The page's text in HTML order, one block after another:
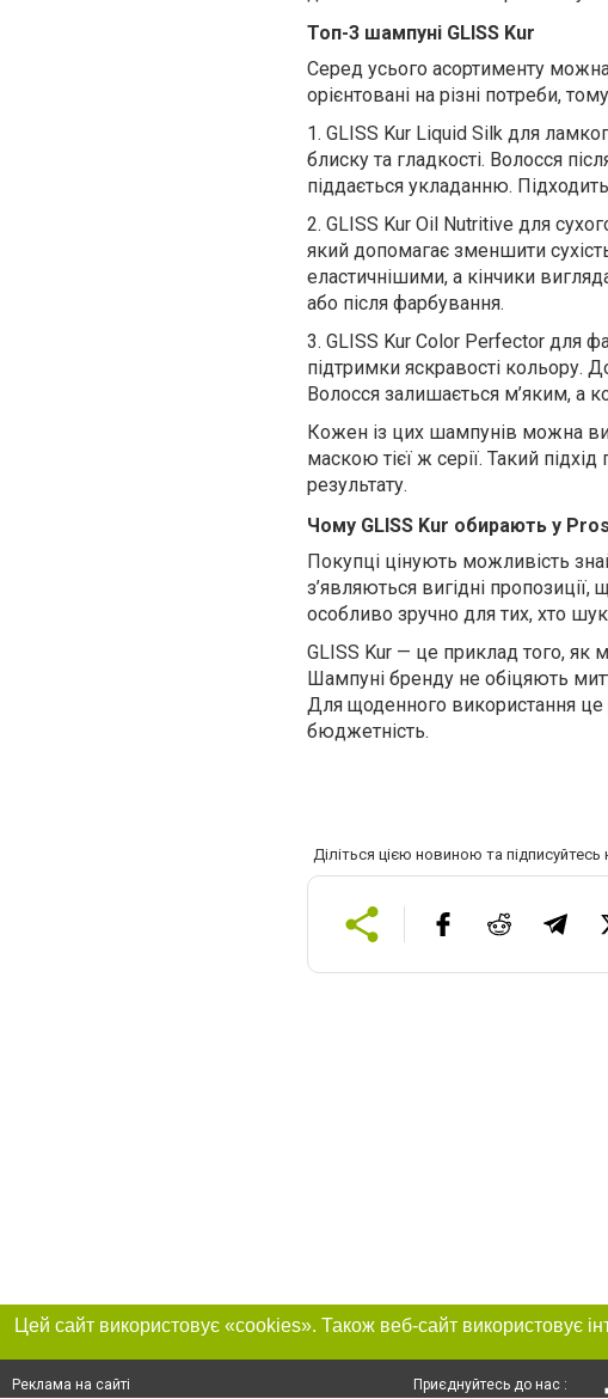
Топ-3 шампуні GLISS Kur
Серед усього асортименту
орієнтовані на різні потреби,
1. GLISS Kur Liquid Silk для
блиску та гладкості. Волосся
піддається укладанню.
2. GLISS Kur Oil Nutritive для
який допомагає зменшити
еластичнішими, а кінчики
або після фарбування.
3. GLISS Kur Color Perfector для
підтримки яскравості кольору.
Волосся залишається м’яким, а
Кожен із цих шампунів можна
маскою тієї ж серії. Такий
результату.
Чому GLISS Kur обирають у
Покупці цінують можливість
з’являються вигідні
особливо зручно для тих, хто
GLISS Kur — це приклад того, як
Шампуні бренду не обіцяють
Для щоденного використання це
бюджетність.
Діліться цією новиною та підписуйтесь
Реклама на сайті Приєднуйтесь до нас :